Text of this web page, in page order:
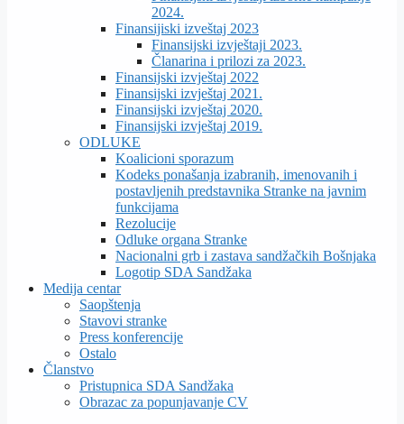
2024.
Finansijiski izveštaj 2023
Finansijski izvještaji 2023.
Članarina i prilozi za 2023.
Finansijski izvještaj 2022
Finansijski izvještaj 2021.
Finansijski izvještaj 2020.
Finansijski izvještaj 2019.
ODLUKE
Koalicioni sporazum
Kodeks ponašanja izabranih, imenovanih i
postavljenih predstavnika Stranke na javnim
funkcijama
Rezolucije
Odluke organa Stranke
Nacionalni grb i zastava sandžačkih Bošnjaka
Logotip SDA Sandžaka
Medija centar
Saopštenja
Stavovi stranke
Press konferencije
Ostalo
Članstvo
Pristupnica SDA Sandžaka
Obrazac za popunjavanje CV